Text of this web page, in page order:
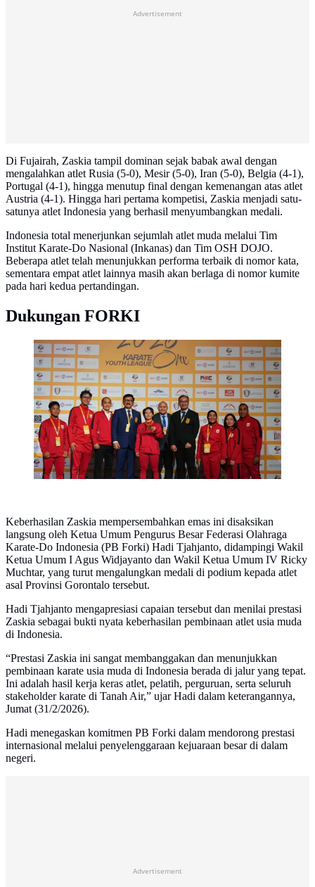
Advertisement
Di Fujairah, Zaskia tampil dominan sejak babak awal dengan
mengalahkan atlet Rusia (5-0), Mesir (5-0), Iran (5-0), Belgia (4-1),
Portugal (4-1), hingga menutup final dengan kemenangan atas atlet
Austria (4-1). Hingga hari pertama kompetisi, Zaskia menjadi satu-
satunya atlet Indonesia yang berhasil menyumbangkan medali.
Indonesia total menerjunkan sejumlah atlet muda melalui Tim
Institut Karate-Do Nasional (Inkanas) dan Tim OSH DOJO.
Beberapa atlet telah menunjukkan performa terbaik di nomor kata,
sementara empat atlet lainnya masih akan berlaga di nomor kumite
pada hari kedua pertandingan.
Dukungan FORKI
Karateka Muda Indonesia Rebut Emas di WKF Youth
League 2026 (Ist)
Keberhasilan Zaskia mempersembahkan emas ini disaksikan
langsung oleh Ketua Umum Pengurus Besar Federasi Olahraga
Karate-Do Indonesia (PB Forki) Hadi Tjahjanto, didampingi Wakil
Ketua Umum I Agus Widjayanto dan Wakil Ketua Umum IV Ricky
Muchtar, yang turut mengalungkan medali di podium kepada atlet
asal Provinsi Gorontalo tersebut.
Hadi Tjahjanto mengapresiasi capaian tersebut dan menilai prestasi
Zaskia sebagai bukti nyata keberhasilan pembinaan atlet usia muda
di Indonesia.
“Prestasi Zaskia ini sangat membanggakan dan menunjukkan
pembinaan karate usia muda di Indonesia berada di jalur yang tepat.
Ini adalah hasil kerja keras atlet, pelatih, perguruan, serta seluruh
stakeholder karate di Tanah Air,” ujar Hadi dalam keterangannya,
Jumat (31/2/2026).
Hadi menegaskan komitmen PB Forki dalam mendorong prestasi
internasional melalui penyelenggaraan kejuaraan besar di dalam
negeri.
Advertisement